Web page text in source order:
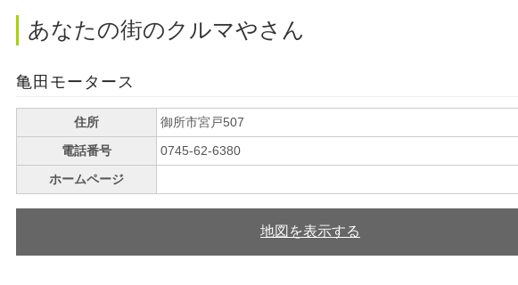
あなたの街のクルマやさん
亀田モータース
住所
御所市宮戸507
電話番号
0745-62-6380
ホームページ
地図を表示する